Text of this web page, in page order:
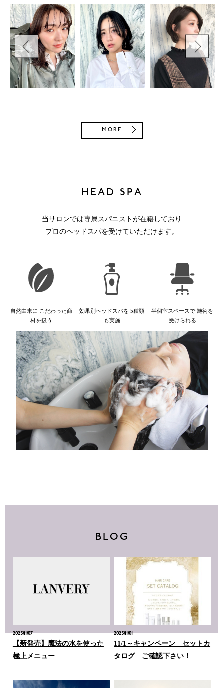
MORE
HEAD SPA
当サロンでは専属スパニストが在籍しており
プロのヘッドスパを受けていただけます。
自然由来に こだわった商
材を扱う
効果別ヘッドスパを 5種類
も実施
半個室スペースで 施術を
受けられる
BLOG
2025/11/07
【新発売】魔法の水を使った
極上メニュー
2025/11/01
11/1～キャンペーン セットカ
タログ ご確認下さい！